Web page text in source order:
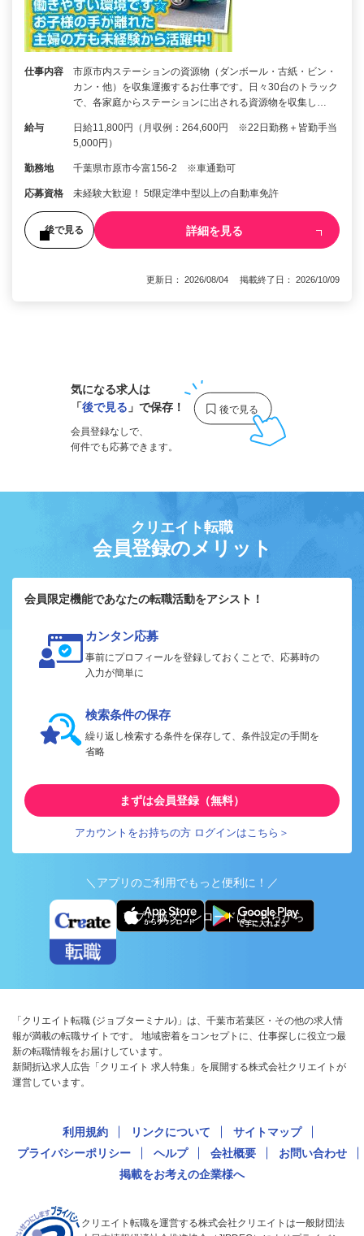
仕事内容
市原市内ステーションの資源物（ダンボール・古紙・ビン・
カン・他）を収集運搬するお仕事です。日々30台のトラック
で、各家庭からステーションに出される資源物を収集し…
給与
日給11,800円（月収例：264,600円 ※22日勤務＋皆勤手当
5,000円）
勤務地 千葉県市原市今富156-2 ※車通勤可
応募資格 未経験大歓迎！ 5t限定準中型以上の自動車免許
後で見る 詳細を見る
更新日： 2026/08/04 掲載終了日： 2026/10/09
気になる求人は
「後で見る 」で保存！
会員登録なしで、
何件でも応募できます。
クリエイト転職
会員登録のメリット
会員限定機能であなたの転職活動をアシスト！
カンタン応募
事前にプロフィールを登録しておくことで、応募時の
入力が簡単に
検索条件の保存
繰り返し検索する条件を保存して、条件設定の手間を
省略
まずは会員登録（無料）
アカウントをお持ちの方 ログインはこちら＞
＼アプリのご利用でもっと便利に！／
アプリ版ダウンロードはこちらから
「クリエイト転職 (ジョブターミナル)」は、千葉市若葉区・その他の求人情
報が満載の転職サイトです。 地域密着をコンセプトに、仕事探しに役立つ最
新の転職情報をお届けしています。
新聞折込求人広告「クリエイト 求人特集」を展開する株式会社クリエイトが
運営しています。
利用規約 リンクについて
サイトマップ
プライバシーポリシー
ヘルプ 会社概要
お問い合わせ
掲載をお考えの企業様へ
クリエイト転職を運営する株式会社クリエイトは一般財団法